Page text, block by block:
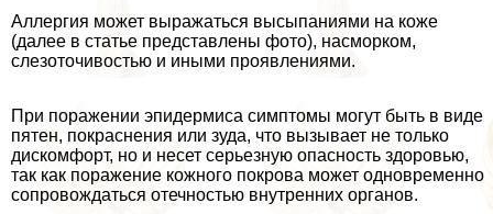
Аллергия может выражаться высыпаниями на коже
(далее в статье представлены фото), насморком,
слезоточивостью и иными проявлениями.
При поражении эпидермиса симптомы могут быть в виде
пятен, покраснения или зуда, что вызывает не только
дискомфорт, но и несет серьезную опасность здоровью,
так как поражение кожного покрова может одновременно
сопровождаться отечностью внутренних органов.